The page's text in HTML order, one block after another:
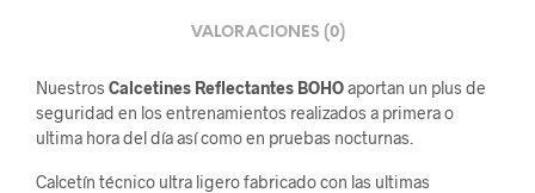
VALORACIONES (0)
Nuestros Calcetines Reflectantes BOHOaportan un plus de
seguridad en los entrenamientos realizados a primera o
ultima hora del día así como en pruebas nocturnas.
Calcetín técnico ultra ligero fabricado con las ultimas